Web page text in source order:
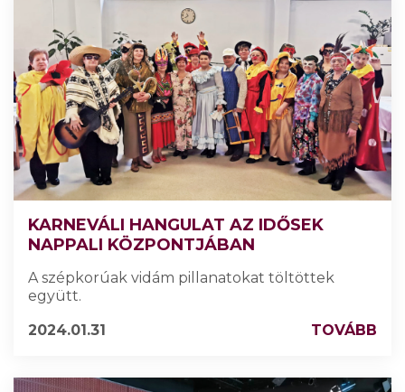
KARNEVÁLI HANGULAT AZ IDŐSEK
NAPPALI KÖZPONTJÁBAN
A szépkorúak vidám pillanatokat töltöttek
együtt.
2024.01.31
TOVÁBB